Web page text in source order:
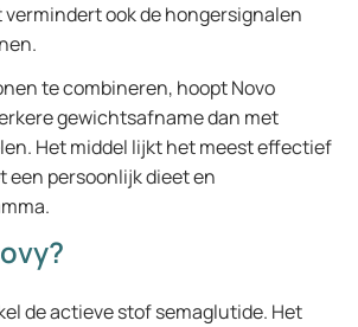
vermindert ook de hongersignalen
te combineren, hoopt Novo
gewichtsafname dan met
Het middel lijkt het meest effectief
een persoonlijk dieet en
de actieve stof semaglutide. Het